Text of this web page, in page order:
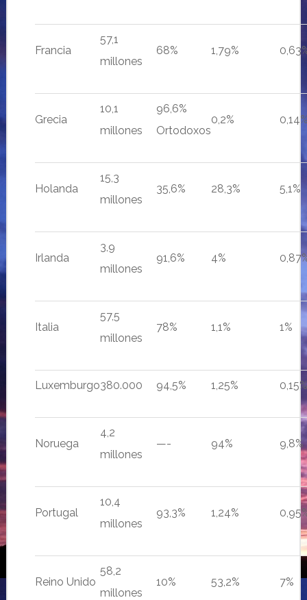
Francia
57,1
millones
68% 1,79%
Grecia
10,1
millones
96,6%
Ortodoxos
0,2%
Holanda
15,3
millones
35,6% 28,3% 5,1%
Irlanda
3,9
millones
91,6% 4%
Italia
57,5
millones
78% 1,1% 1%
Luxemburgo380.000 94,5% 1,25% 0,15%
Noruega
4,2
millones
—- 94% 9,8%
Portugal
10,4
millones
93,3% 1,24%
Reino Unido
58,2
millones
10% 53,2% 7%